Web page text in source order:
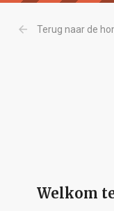
arrow_back Terug naar de
Welkom